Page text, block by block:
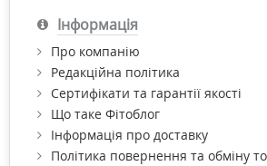
Інформація
Про компанію
Редакційна політика
Сертифікати та гарантії якості
Що таке Фітоблог
Інформація про доставку
Політика повернення та обміну